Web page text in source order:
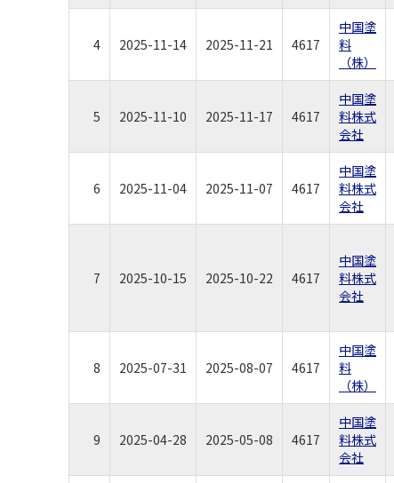
4 2025-11-14 2025-11-21 4617
中国塗
料
（株）
5 2025-11-10 2025-11-17 4617
中国塗
料株式
会社
6 2025-11-04 2025-11-07 4617
中国塗
料株式
会社
7 2025-10-15 2025-10-22 4617
中国塗
料株式
会社
8 2025-07-31 2025-08-07 4617
中国塗
料
（株）
9 2025-04-28 2025-05-08 4617
中国塗
料株式
会社